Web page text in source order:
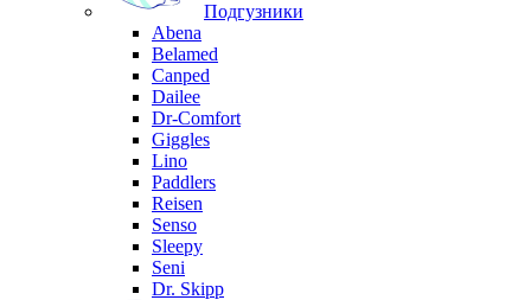
Подгузники
Abena
Belamed
Canped
Dailee
Dr-Comfort
Giggles
Lino
Paddlers
Reisen
Senso
Sleepy
Seni
Dr. Skipp